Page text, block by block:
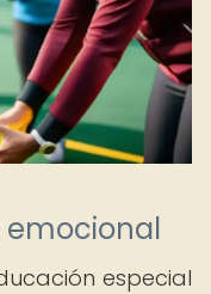
emocional
especial